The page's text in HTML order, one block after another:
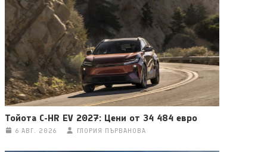
Тойота C-HR EV 2027: Цени от 34 484 евро
6 АВГ. 2026 ГЛОРИЯ ПЪРВАНОВА